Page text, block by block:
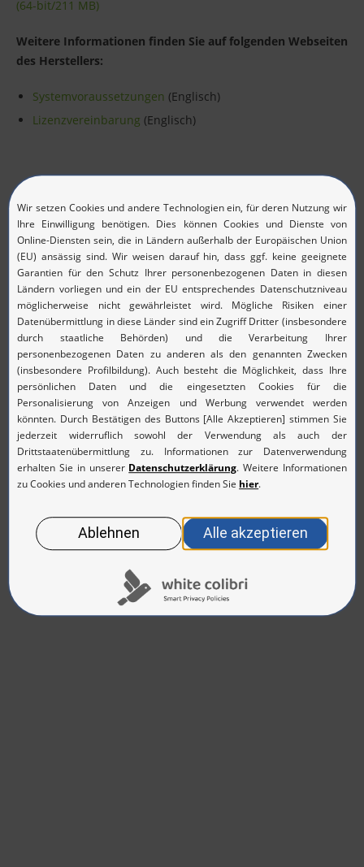
(64-bit/211 MB)
Weitere Informationen finden Sie auf folgenden Webseiten
des Herstellers:
Systemvoraussetzungen (Englisch)
Lizenzvereinbarung (Englisch)